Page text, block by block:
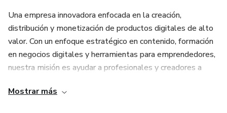
Una empresa innovadora enfocada en la creación,
distribución y monetización de productos digitales de alto
valor. Con un enfoque estratégico en contenido, formación
en negocios digitales y herramientas para emprendedores,
nuestra misión es ayudar a profesionales y creadores a
Mostrar más